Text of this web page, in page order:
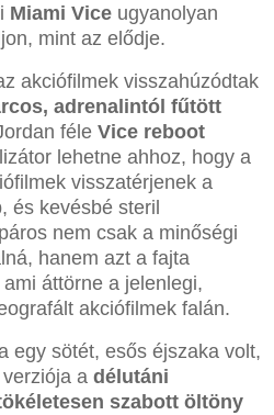
Miami Vice ugyanolyan
mint az elődje.
akciófilmek visszahúzódtak
adrenalintól fűtött
féle Vice reboot
lehetne ahhoz, hogy a
visszatérjenek a
és kevésbé steril
nem csak a minőségi
hanem azt a fajta
ami áttörne a jelenlegi,
akciófilmek falán.
egy sötét, esős éjszaka volt,
a délutáni
szabott öltöny